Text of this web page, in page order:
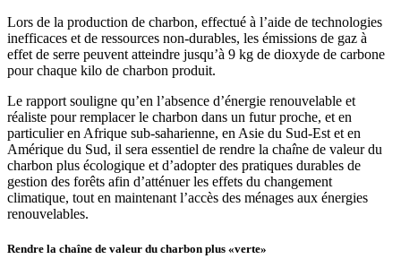
Lors de la production de charbon, effectué à l’aide de technologies
inefficaces et de ressources non-durables, les émissions de gaz à
effet de serre peuvent atteindre jusqu’à 9 kg de dioxyde de carbone
pour chaque kilo de charbon produit.
Le rapport souligne qu’en l’absence d’énergie renouvelable et
réaliste pour remplacer le charbon dans un futur proche, et en
particulier en Afrique sub-saharienne, en Asie du Sud-Est et en
Amérique du Sud, il sera essentiel de rendre la chaîne de valeur du
charbon plus écologique et d’adopter des pratiques durables de
gestion des forêts afin d’atténuer les effets du changement
climatique, tout en maintenant l’accès des ménages aux énergies
renouvelables.
Rendre la chaîne de valeur du charbon plus «verte»